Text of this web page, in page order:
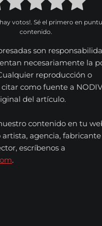
votos!. Sé el primero en
contenido.
son
necesariamente la
reproducción o
como fuente a
del artículo.
contenido en tu
agencia,
escríbenos a
.